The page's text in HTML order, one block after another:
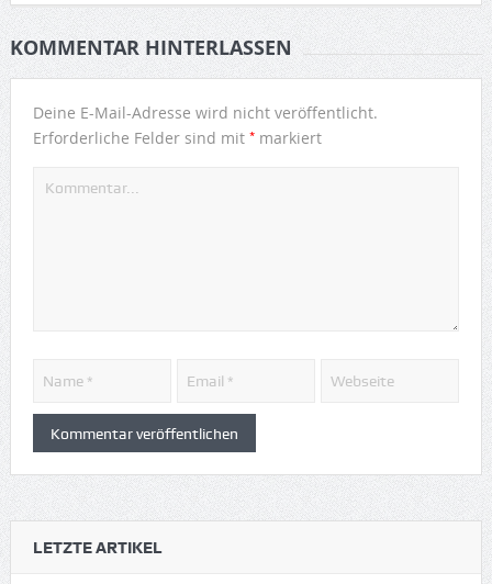
KOMMENTAR HINTERLASSEN
Deine E-Mail-Adresse wird nicht veröffentlicht.
Erforderliche Felder sind mit *markiert
LETZTE ARTIKEL